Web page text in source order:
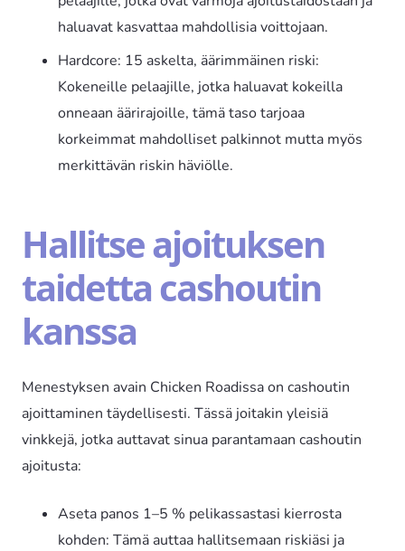
haluavat kasvattaa mahdollisia voittojaan.
Hardcore: 15 askelta, äärimmäinen riski:
Kokeneille pelaajille, jotka haluavat kokeilla
onneaan äärirajoille, tämä taso tarjoaa
korkeimmat mahdolliset palkinnot mutta myös
merkittävän riskin häviölle.
Hallitse ajoituksen
taidetta cashoutin
kanssa
Menestyksen avain Chicken Roadissa on cashoutin
ajoittaminen täydellisesti. Tässä joitakin yleisiä
vinkkejä, jotka auttavat sinua parantamaan cashoutin
ajoitusta:
Aseta panos 1–5 % pelikassastasi kierrosta
kohden: Tämä auttaa hallitsemaan riskiäsi ja